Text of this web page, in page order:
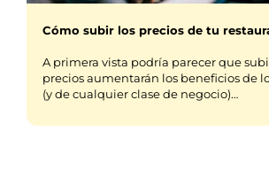
Cómo subir los precios de tu
A primera vista podría parecer que
precios aumentarán los beneficios de
(y de cualquier clase de negocio)…